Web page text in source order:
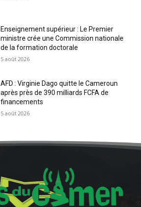
Enseignement supérieur : Le Premier
ministre crée une Commission nationale
de la formation doctorale
5 août 2026
AFD : Virginie Dago quitte le Cameroun
après près de 390 milliards FCFA de
financements
5 août 2026